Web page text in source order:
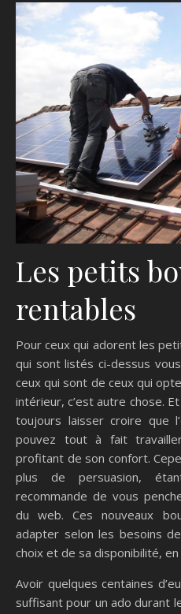
Les petits
rentables
Pour ceux qui adorent les
qui sont listés ci-dessus
ceux qui sont de ceux qui
intérieur, c’est autre chose.
toujours laisser croire que
pouvez tout à fait
profitant de son confort.
plus de persuasion,
recommande de vous
du web. Ces nouveaux
adapter selon les besoins
choix et de sa disponibilité,
Avoir quelques centaines
suffisant pour un ado durant